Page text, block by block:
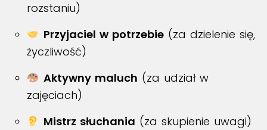
rozstaniu)
Przyjaciel w potrzebie(za dzielenie się,
życzliwość)
Aktywny maluch (za udział w
zajęciach)
Mistrz słuchania (za skupienie uwagi)